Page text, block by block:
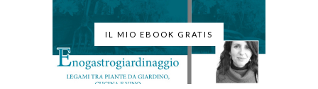
IL MIO EBOOK GRATIS